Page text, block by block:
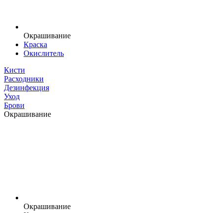
Окрашивание
Краска
Окислитель
Кисти
Расходники
Дезинфекция
Уход
Брови
Окрашивание
Окрашивание